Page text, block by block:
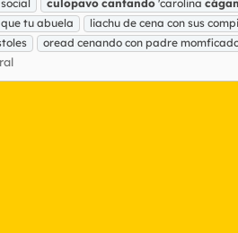
culopavo cantando 'carolina
tu abuela
liachu de cena con sus
oread cenando con padre